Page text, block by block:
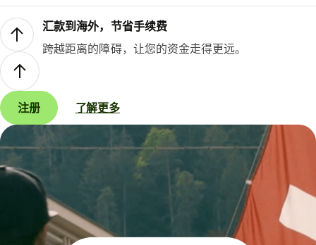
汇款到海外，节省手续费
跨越距离的障碍，让您的资金走得更远。
注册 了解更多